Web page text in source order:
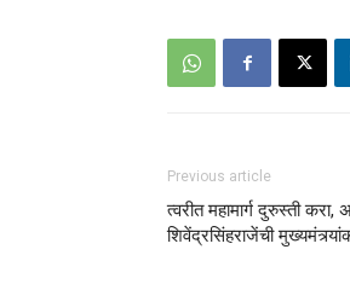
Previous article
त्वरीत महामार्ग दुरुस्ती
शिवेंद्रसिंहराजेंची